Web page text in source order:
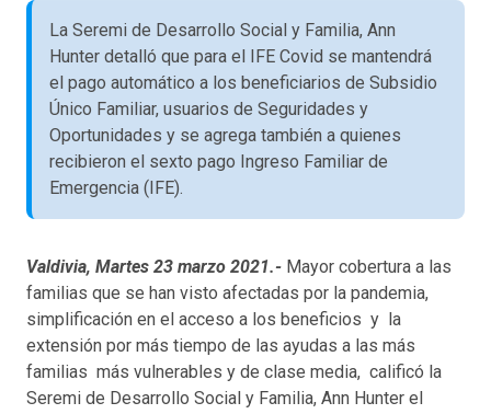
La Seremi de Desarrollo Social y Familia, Ann
Hunter detalló que para el IFE Covid se mantendrá
el pago automático a los beneficiarios de Subsidio
Único Familiar, usuarios de Seguridades y
Oportunidades y se agrega también a quienes
recibieron el sexto pago Ingreso Familiar de
Emergencia (IFE).
Valdivia, Martes 23 marzo 2021.- Mayor cobertura a las
familias que se han visto afectadas por la pandemia,
simplificación en el acceso a los beneficios y la
extensión por más tiempo de las ayudas a las más
familias más vulnerables y de clase media, calificó la
Seremi de Desarrollo Social y Familia, Ann Hunter el